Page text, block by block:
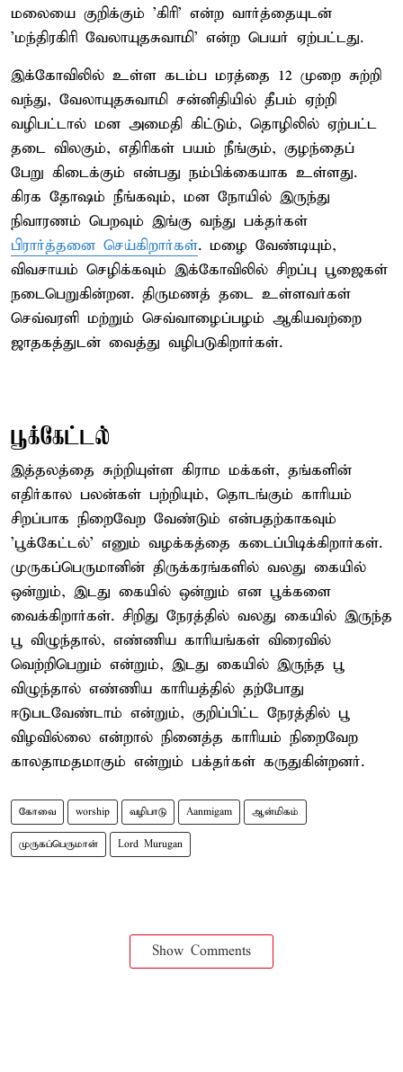
மலையை குறிக்கும் 'கிரி' என்ற வார்த்தையுடன்
'மந்திரகிரி வேலாயுதசுவாமி' என்ற பெயர் ஏற்பட்டது.
இக்கோவிலில் உள்ள கடம்ப மரத்தை 12 முறை சுற்றி
வந்து, வேலாயுதசுவாமி சன்னிதியில் தீபம் ஏற்றி
வழிபட்டால் மன அமைதி கிட்டும், தொழிலில் ஏற்பட்ட
தடை விலகும், எதிரிகள் பயம் நீங்கும், குழந்தைப்
பேறு கிடைக்கும் என்பது நம்பிக்கையாக உள்ளது.
கிரக தோஷம் நீங்கவும், மன நோயில் இருந்து
நிவாரணம் பெறவும் இங்கு வந்து பக்தர்கள்
பிரார்த்தனை செய்கிறார்கள். மழை வேண்டியும்,
விவசாயம் செழிக்கவும் இக்கோவிலில் சிறப்பு பூஜைகள்
நடைபெறுகின்றன. திருமணத் தடை உள்ளவர்கள்
செவ்வரளி மற்றும் செவ்வாழைப்பழம் ஆகியவற்றை
ஜாதகத்துடன் வைத்து வழிபடுகிறார்கள்.
பூக்கேட்டல்
இத்தலத்தை சுற்றியுள்ள கிராம மக்கள், தங்களின்
எதிர்கால பலன்கள் பற்றியும், தொடங்கும் காரியம்
சிறப்பாக நிறைவேற வேண்டும் என்பதற்காகவும்
'பூக்கேட்டல்' எனும் வழக்கத்தை கடைப்பிடிக்கிறார்கள்.
முருகப்பெருமானின் திருக்கரங்களில் வலது கையில்
ஒன்றும், இடது கையில் ஒன்றும் என பூக்களை
வைக்கிறார்கள். சிறிது நேரத்தில் வலது கையில் இருந்த
பூ விழுந்தால், எண்ணிய காரியங்கள் விரைவில்
வெற்றிபெறும் என்றும், இடது கையில் இருந்த பூ
விழுந்தால் எண்ணிய காரியத்தில் தற்போது
ஈடுபடவேண்டாம் என்றும், குறிப்பிட்ட நேரத்தில் பூ
விழவில்லை என்றால் நினைத்த காரியம் நிறைவேற
காலதாமதமாகும் என்றும் பக்தர்கள் கருதுகின்றனர்.
கோவை worship வழிபாடு Aanmigam ஆன்மிகம்
முருகப்பெருமான் Lord Murugan
Show Comments